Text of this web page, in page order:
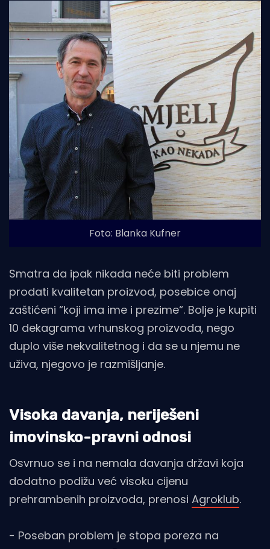
Foto: Blanka Kufner
Smatra da ipak nikada neće biti problem
prodati kvalitetan proizvod, posebice onaj
zaštićeni “koji ima ime i prezime“. Bolje je kupiti
10 dekagrama vrhunskog proizvoda, nego
duplo više nekvalitetnog i da se u njemu ne
uživa, njegovo je razmišljanje.
Visoka davanja, neriješeni
imovinsko-pravni odnosi
Osvrnuo se i na nemala davanja državi koja
dodatno podižu već visoku cijenu
prehrambenih proizvoda, prenosi Agroklub.
- Poseban problem je stopa poreza na